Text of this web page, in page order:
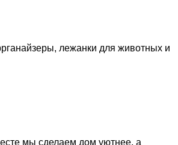
лежанки для животных и
мы сделаем дом уютнее, а